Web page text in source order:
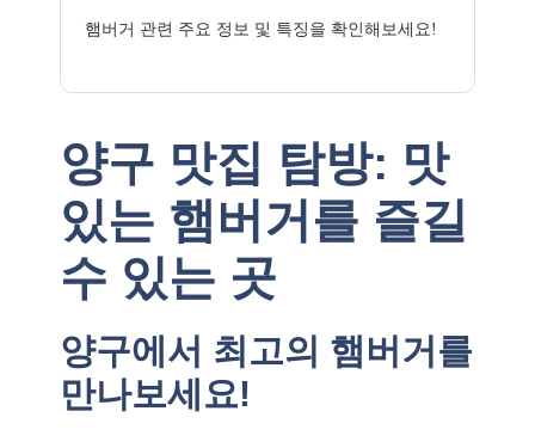
햄버거 관련 주요 정보 및 특징을 확인해보세요!
양구 맛집 탐방: 맛
있는 햄버거를 즐길
수 있는 곳
양구에서 최고의 햄버거를
만나보세요!